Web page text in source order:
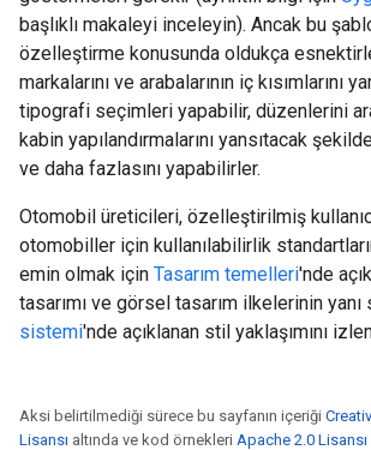
başlıklı makaleyi inceleyin). Ancak bu
özelleştirme konusunda oldukça
markalarını ve arabalarının iç kısımlarını
tipografi seçimleri yapabilir, düzenlerini
kabin yapılandırmalarını yansıtacak
ve daha fazlasını yapabilirler.
Otomobil üreticileri, özelleştirilmiş
otomobiller için kullanılabilirlik
emin olmak için Tasarım temelleri'nde
tasarımı ve görsel tasarım ilkelerinin yanı
sistemi'nde açıklanan stil yaklaşımını
Aksi belirtilmediği sürece bu sayfanın içeriği
Lisansı altında ve kod örnekleri Apache 2.0 Lisansı